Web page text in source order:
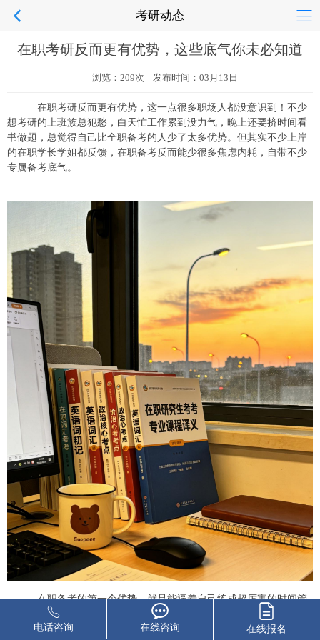
考研动态
在职考研反而更有优势，这些底气你未必知道
浏览：209次 发布时间：03月13日
在职考研反而更有优势，这一点很多职场人都没意识到！不少
想考研的上班族总犯愁，白天忙工作累到没力气，晚上还要挤时间看
书做题，总觉得自己比全职备考的人少了太多优势。但其实不少上岸
的在职学长学姐都反馈，在职备考反而能少很多焦虑内耗，自带不少
专属备考底气。
在职备考的第一个优势，就是能逼着自己练成超厉害的时间管
理能力。正因为可利用的时间少，才压根不敢浪费，通勤半小时精准
背 20 个单词，午休十分钟搞定一道数学小题，都是常有的事。有限的
电话咨询 在线咨询 在线报名